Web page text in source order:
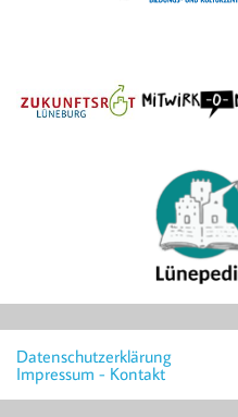
Datenschutzerklärung
Impressum - Kontakt